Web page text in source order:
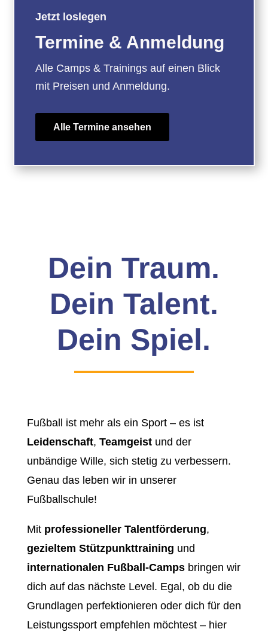
Jetzt loslegen
Termine & Anmeldung
Alle Camps & Trainings auf einen Blick
mit Preisen und Anmeldung.
Alle Termine ansehen
Dein Traum.
Dein Talent.
Dein Spiel.
Fußball ist mehr als ein Sport – es ist
Leidenschaft, Teamgeistund der
unbändige Wille, sich stetig zu verbessern.
Genau das leben wir in unserer
Fußballschule!
Mit professioneller Talentförderung,
gezieltem Stützpunkttraining und
internationalen Fußball-Campsbringen wir
dich auf das nächste Level. Egal, ob du die
Grundlagen perfektionieren oder dich für den
Leistungssport empfehlen möchtest – hier